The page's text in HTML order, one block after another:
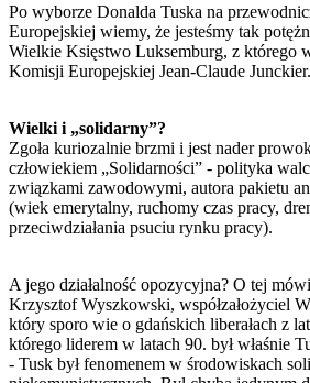
Po wyborze Donalda Tuska na
Europejskiej wiemy, że jesteśmy tak
Wielkie Księstwo Luksemburg, z którego
Komisji Europejskiej Jean-Claude Junckier.
Wielki i „solidarny”?
Zgoła kuriozalnie brzmi i jest nader
człowiekiem „Solidarności” - polityka
związkami zawodowymi, autora pakietu
(wiek emerytalny, ruchomy czas pracy,
przeciwdziałania psuciu rynku pracy).
A jego działalność opozycyjna? O tej
Krzysztof Wyszkowski, współzałożyciel
który sporo wie o gdańskich liberałach z
którego liderem w latach 90. był właśnie
- Tusk był fenomenem w środowiskach